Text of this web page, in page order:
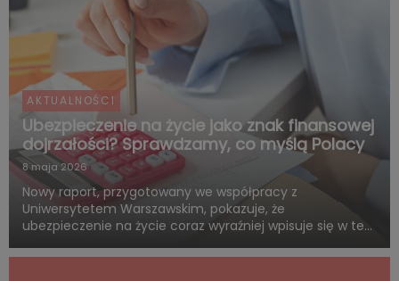
AKTUALNOŚCI
Ubezpieczenie na życie jako znak finansowej
dojrzałości? Sprawdzamy, co myślą Polacy
8 maja 2026
Nowy raport, przygotowany we współpracy z
Uniwersytetem Warszawskim, pokazuje, że
ubezpieczenie na życie coraz wyraźniej wpisuje się w ten
odpowiedzialność i rozsądne planowanie przyszłości.